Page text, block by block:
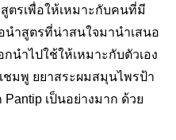
ตรเพื่อให้เหมาะกับคนที่มี
ำสูตรที่น่าสนใจมานำเสนอ
นำไปใช้ให้เหมาะกับตัวเอง
มพู ยยาสระผมสมุนไพรป้า
เป็นอย่างมาก ด้วย